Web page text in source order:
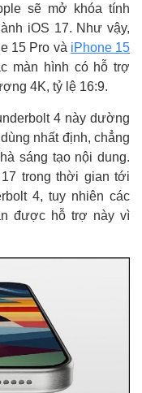
sẽ mở khóa tính
iOS 17. Như vậy,
15 Pro và iPhone 15
màn hình có hỗ trợ
4K, tỷ lệ 16:9.
4 này dường
nhất định, chẳng
sáng tạo nội dung.
trong thời gian tới
4, tuy nhiên các
được hỗ trợ này vì